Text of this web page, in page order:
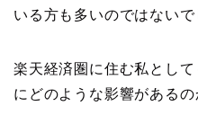
いる方も多いのではないで
楽天経済圏に住む私とし
にどのような影響があるの